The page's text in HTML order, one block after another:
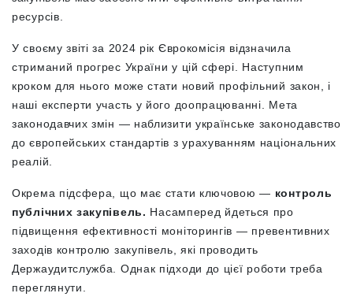
ресурсів.
У своєму звіті за 2024 рік Єврокомісія відзначила
стриманий прогрес України у цій сфері. Наступним
кроком для нього може стати новий профільний закон, і
наші експерти участь у його доопрацюванні. Мета
законодавчих змін — наблизити українське законодавство
до європейських стандартів з урахуванням національних
реалій.
Окрема підсфера, що має стати ключовою — контроль
публічних закупівель. Насамперед йдеться про
підвищення ефективності моніторингів — превентивних
заходів контролю закупівель, які проводить
Держаудитслужба. Однак підходи до цієї роботи треба
переглянути.